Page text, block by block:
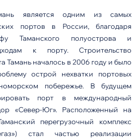
является одним из самых
портов в России, благодаря
Таманского полуострова и
к порту. Строительство
Тамань началось в 2006 году и было
острой нехватки портовых
побережье. В будущем
порт в международный
«Север-Юг». Расположенный на
перегрузочный комплекс
стал частью реализации